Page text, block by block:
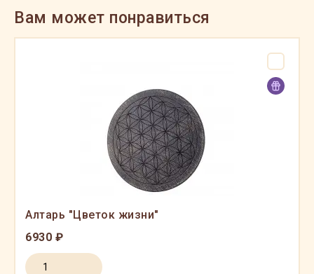
Вам может понравиться
Алтарь "Цветок жизни"
6930 ₽